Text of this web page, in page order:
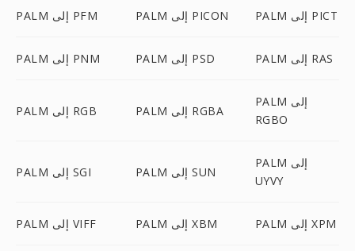
PALM إلى PFM PALM إلى PICON PALM إلى PICT
PALM إلى PNM PALM إلى PSD PALM إلى RAS
PALM إلى RGB PALM إلى RGBA
PALM إلى
RGBO
PALM إلى SGI PALM إلى SUN
PALM إلى
UYVY
PALM إلى VIFF PALM إلى XBM PALM إلى XPM